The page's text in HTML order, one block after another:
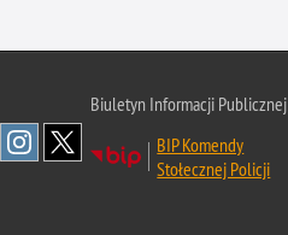
Biuletyn Informacji Publicznej
BIP Komendy
Stołecznej Policji